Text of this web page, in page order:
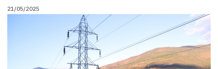
21/05/2025